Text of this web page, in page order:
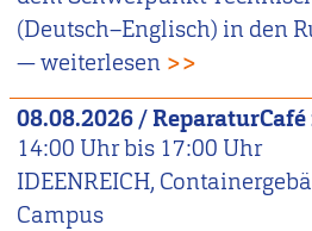
(Deutsch–Englisch) in den
— weiterlesen >>
08.08.2026/ReparaturCafé
14:00 Uhr bis 17:00 Uhr
IDEENREICH,
Campus